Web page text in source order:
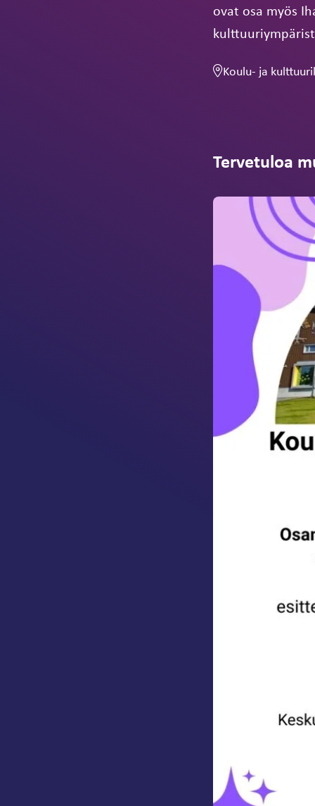
ovat osa myös
Koulu- ja
Tervetuloa